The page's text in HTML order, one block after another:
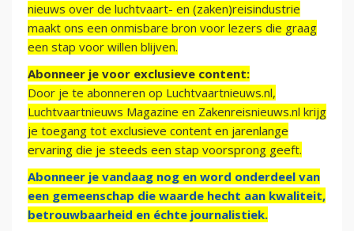
nieuws over de luchtvaart- en (zaken)reisindustrie
maakt ons een onmisbare bron voor lezers die graag
een stap voor willen blijven.
Abonneer je voor exclusieve content:
Door je te abonneren op Luchtvaartnieuws.nl,
Luchtvaartnieuws Magazine en Zakenreisnieuws.nl krijg
je toegang tot exclusieve content en jarenlange
ervaring die je steeds een stap voorsprong geeft.
Abonneer je vandaag nog en word onderdeel van
een gemeenschap die waarde hecht aan kwaliteit,
betrouwbaarheid en échte journalistiek.